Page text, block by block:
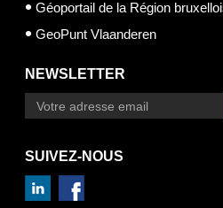
Géoportail de la Région
GeoPunt Vlaanderen
NEWSLETTER
SUIVEZ-NOUS